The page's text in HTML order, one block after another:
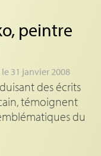
peintre
le 31 janvier 2008
des écrits
témoignent
du